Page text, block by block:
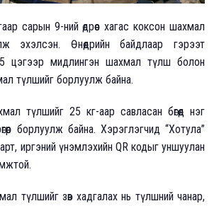
сарын 9-ний өдрөөс хагас коксон шахмал
эхэлсэн. Өнөөдрийн байдлаар гэрээт
цэгээр мидлингэн шахмал түлш болон
түлшийг борлуулж байна.
түлшийг 25 кг-аар савласан бөгөөд нэг
борлуулж байна. Хэрэглэгчид “Хотула”
иргэний үнэмлэхийн QR кодыг уншуулан
түлшийг зөв хадгалах нь түлшний чанар,